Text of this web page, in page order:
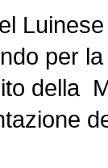
per
della